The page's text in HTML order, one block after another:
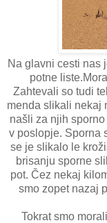
Na glavni cesti nas
potne
Zahtevali so tudi
menda slikali nekaj
našli za njih
v poslopje. Sporna
se je slikalo le
brisanju sporne
pot. Čez nekaj
smo zopet nazaj
Tokrat smo